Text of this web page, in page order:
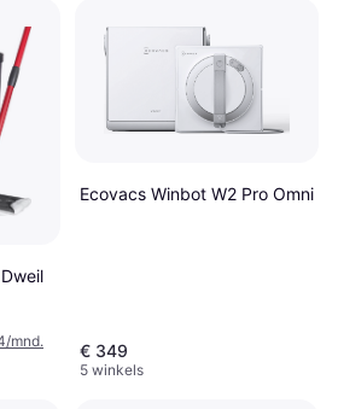
mnd.
Ecovacs Winbot W2 Pro Omni
€ 349
5 winkels